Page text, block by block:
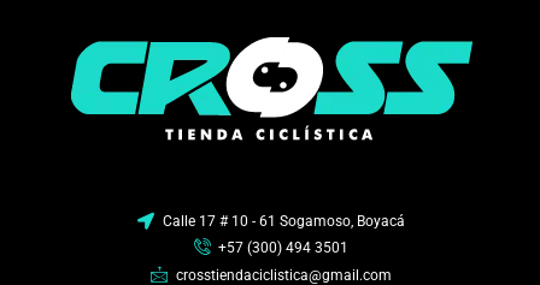
Calle 17 # 10 - 61 Sogamoso, Boyacá
+57 (300) 494 3501
crosstiendaciclistica@gmail.com